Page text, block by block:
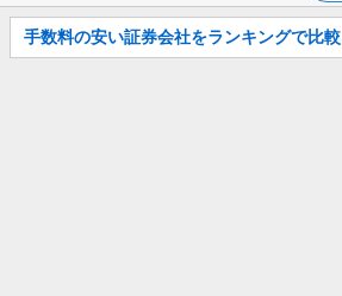
お
知
手数料の安い証券会社をランキングで比較